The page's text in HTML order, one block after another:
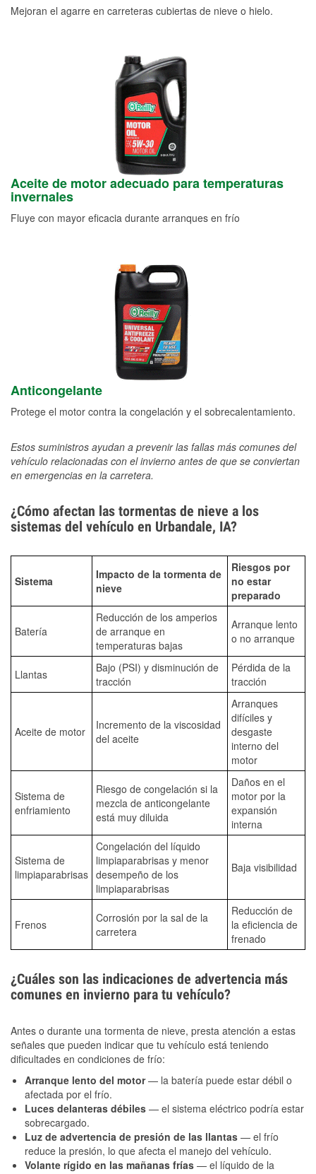
Mejoran el agarre en carreteras cubiertas de nieve o hielo.
Aceite de motor adecuado para temperaturas
invernales
Fluye con mayor eficacia durante arranques en frío
Anticongelante
Protege el motor contra la congelación y el sobrecalentamiento.
Estos suministros ayudan a prevenir las fallas más comunes del
vehículo relacionadas con el invierno antes de que se conviertan
en emergencias en la carretera.
¿Cómo afectan las tormentas de nieve a los
sistemas del vehículo en Urbandale, IA?
Sistema
Impacto de la tormenta de
nieve
Riesgos por
no estar
preparado
Batería
Reducción de los amperios
de arranque en
temperaturas bajas
Arranque lento
o no arranque
Llantas
Bajo (PSI) y disminución de
tracción
Pérdida de la
tracción
Aceite de motor
Incremento de la viscosidad
del aceite
Arranques
difíciles y
desgaste
interno del
motor
Sistema de
enfriamiento
Riesgo de congelación si la
mezcla de anticongelante
está muy diluida
Daños en el
motor por la
expansión
interna
Sistema de
limpiaparabrisas
Congelación del líquido
limpiaparabrisas y menor
desempeño de los
limpiaparabrisas
Baja visibilidad
Frenos
Corrosión por la sal de la
carretera
Reducción de
la eficiencia de
frenado
¿Cuáles son las indicaciones de advertencia más
comunes en invierno para tu vehículo?
Antes o durante una tormenta de nieve, presta atención a estas
señales que pueden indicar que tu vehículo está teniendo
dificultades en condiciones de frío:
Arranque lento del motor— la batería puede estar débil o
afectada por el frío.
Luces delanteras débiles — el sistema eléctrico podría estar
sobrecargado.
Luz de advertencia de presión de las llantas — el frío
reduce la presión, lo que afecta el manejo del vehículo.
Volante rígido en las mañanas frías — el líquido de la